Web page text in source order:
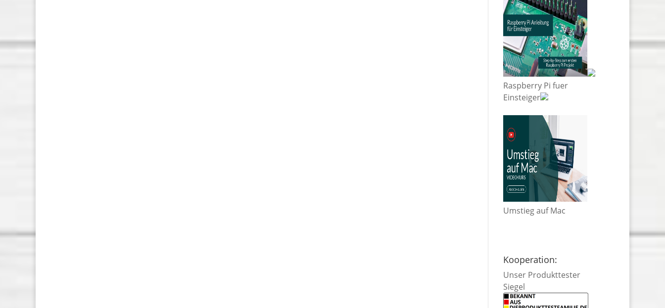
Raspberry Pi fuer
Einsteiger
Umstieg auf Mac
Kooperation:
Unser Produkttester
Siegel